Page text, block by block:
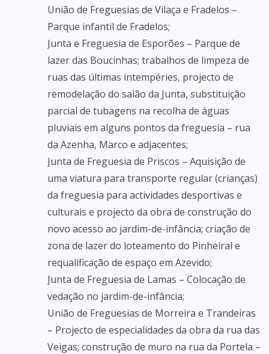
União de Freguesias de Vilaça e Fradelos –
Parque infantil de Fradelos;
Junta e Freguesia de Esporões – Parque de
lazer das Boucinhas; trabalhos de limpeza de
ruas das últimas intempéries, projecto de
remodelação do salão da Junta, substituição
parcial de tubagens na recolha de águas
pluviais em alguns pontos da freguesia – rua
da Azenha, Marco e adjacentes;
Junta de Freguesia de Priscos – Aquisição de
uma viatura para transporte regular (crianças)
da freguesia para actividades desportivas e
culturais e projecto da obra de construção do
novo acesso ao jardim-de-infância; criação de
zona de lazer do loteamento do Pinheiral e
requalificação de espaço em Azevido;
Junta de Freguesia de Lamas – Colocação de
vedação no jardim-de-infância;
União de Freguesias de Morreira e Trandeiras
– Projecto de especialidades da obra da rua das
Veigas; construção de muro na rua da Portela –